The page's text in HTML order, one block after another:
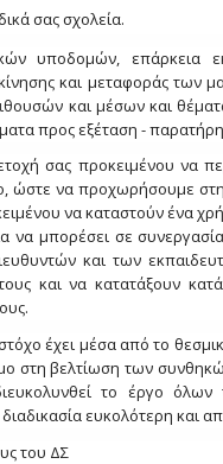
σας σχολεία.
υποδομών, επάρκεια
και μεταφοράς των
και μέσων και
προς εξέταση -
σας προκειμένου να
ώστε να προχωρήσουμε
να καταστούν ένα
να μπορέσει σε
και των
και να κατατάξουν
έχει μέσα από το
στη βελτίωση των
το έργο
ευκολότερη και
του ΔΣ